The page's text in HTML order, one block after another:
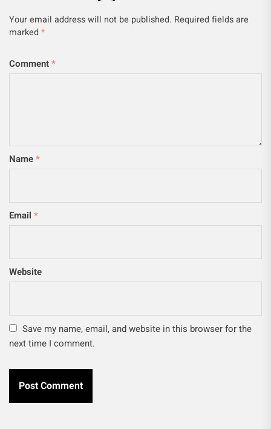
Your email address will not be published. Required fields are
marked *
Comment*
Name*
Email *
Website
Save my name, email, and website in this browser for the
next time I comment.